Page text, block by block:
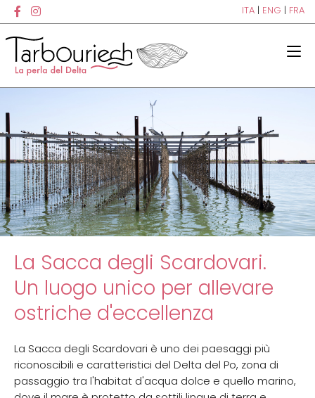
ITA | ENG | FRA
La Sacca degli Scardovari.
Un luogo unico per allevare
ostriche d'eccellenza
La Sacca degli Scardovari è uno dei paesaggi più
riconoscibili e caratteristici del Delta del Po, zona di
passaggio tra l'habitat d'acqua dolce e quello marino,